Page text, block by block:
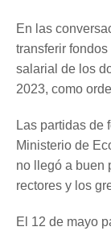
En las
transferir
salarial de los
2023, como
Las partidas de
Ministerio de
no llegó a buen
rectores y los
El 12 de mayo